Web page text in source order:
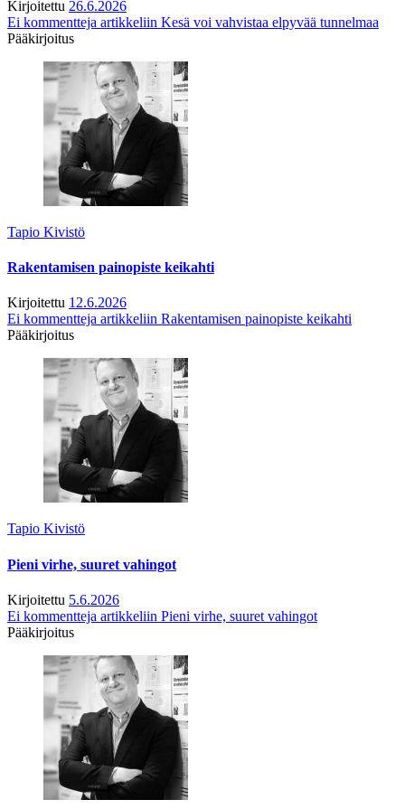
Kirjoitettu 26.6.2026
Ei kommentteja artikkeliin Kesä voi vahvistaa elpyvää tunnelmaa
Pääkirjoitus
Tapio Kivistö
Rakentamisen painopiste keikahti
Kirjoitettu 12.6.2026
Ei kommentteja artikkeliin Rakentamisen painopiste keikahti
Pääkirjoitus
Tapio Kivistö
Pieni virhe, suuret vahingot
Kirjoitettu 5.6.2026
Ei kommentteja artikkeliin Pieni virhe, suuret vahingot
Pääkirjoitus